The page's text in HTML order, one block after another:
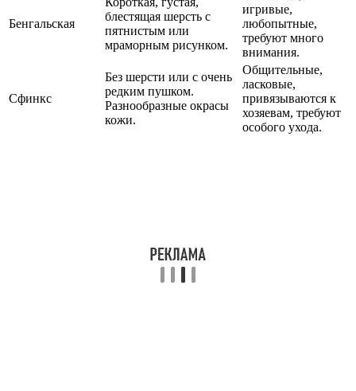
Бенгальская
блестящая шерсть с
пятнистым или
мраморным рисунком.
игривые,
любопытные,
требуют много
внимания.
Сфинкс
Без шерсти или с очень
редким пушком.
Разнообразные окрасы
кожи.
Общительные,
ласковые,
привязываются к
хозяевам, требуют
особого ухода.